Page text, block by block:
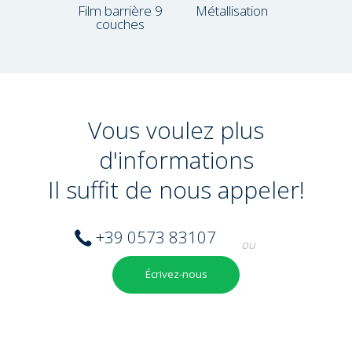
Film barrière 9
couches
Métallisation
Vous voulez plus
d'informations
Il suffit de nous appeler!
+39 0573 83107 ou
Écrivez-nous